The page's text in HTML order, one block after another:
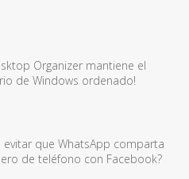
Organizer mantiene el
de Windows ordenado!
evitar que WhatsApp comparta
de teléfono con Facebook?